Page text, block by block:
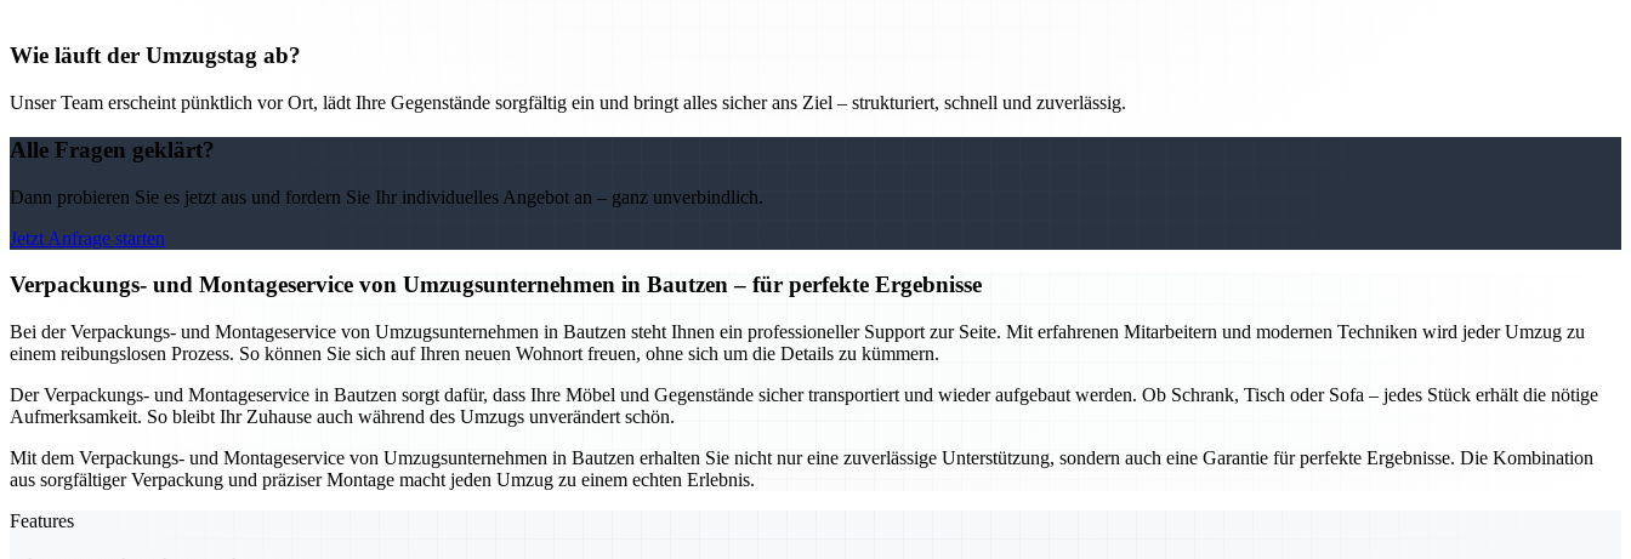
Wie läuft der Umzugstag ab?
Unser Team erscheint pünktlich vor Ort, lädt Ihre Gegenstände sorgfältig ein und bringt alles sicher ans Ziel – strukturiert, schnell und zuverlässig.
Alle Fragen geklärt?
Dann probieren Sie es jetzt aus und fordern Sie Ihr individuelles Angebot an – ganz unverbindlich.
Jetzt Anfrage starten
Verpackungs- und Montageservice von Umzugsunternehmen in Bautzen – für perfekte Ergebnisse
Bei der Verpackungs- und Montageservice von Umzugsunternehmen in Bautzen steht Ihnen ein professioneller Support zur Seite. Mit erfahrenen Mitarbeitern und modernen Techniken wird jeder Umzug zu
einem reibungslosen Prozess. So können Sie sich auf Ihren neuen Wohnort freuen, ohne sich um die Details zu kümmern.
Der Verpackungs- und Montageservice in Bautzen sorgt dafür, dass Ihre Möbel und Gegenstände sicher transportiert und wieder aufgebaut werden. Ob Schrank, Tisch oder Sofa – jedes Stück erhält die nötige
Aufmerksamkeit. So bleibt Ihr Zuhause auch während des Umzugs unverändert schön.
Mit dem Verpackungs- und Montageservice von Umzugsunternehmen in Bautzen erhalten Sie nicht nur eine zuverlässige Unterstützung, sondern auch eine Garantie für perfekte Ergebnisse. Die Kombination
aus sorgfältiger Verpackung und präziser Montage macht jeden Umzug zu einem echten Erlebnis.
Features